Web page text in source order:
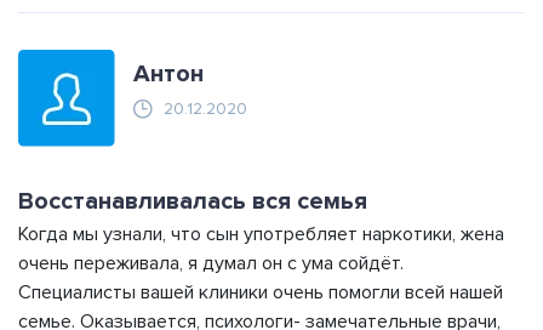
Антон
20.12.2020
Восстанавливалась вся семья
Когда мы узнали, что сын употребляет наркотики, жена
очень переживала, я думал он с ума сойдёт.
Специалисты вашей клиники очень помогли всей нашей
семье. Оказывается, психологи- замечательные врачи,